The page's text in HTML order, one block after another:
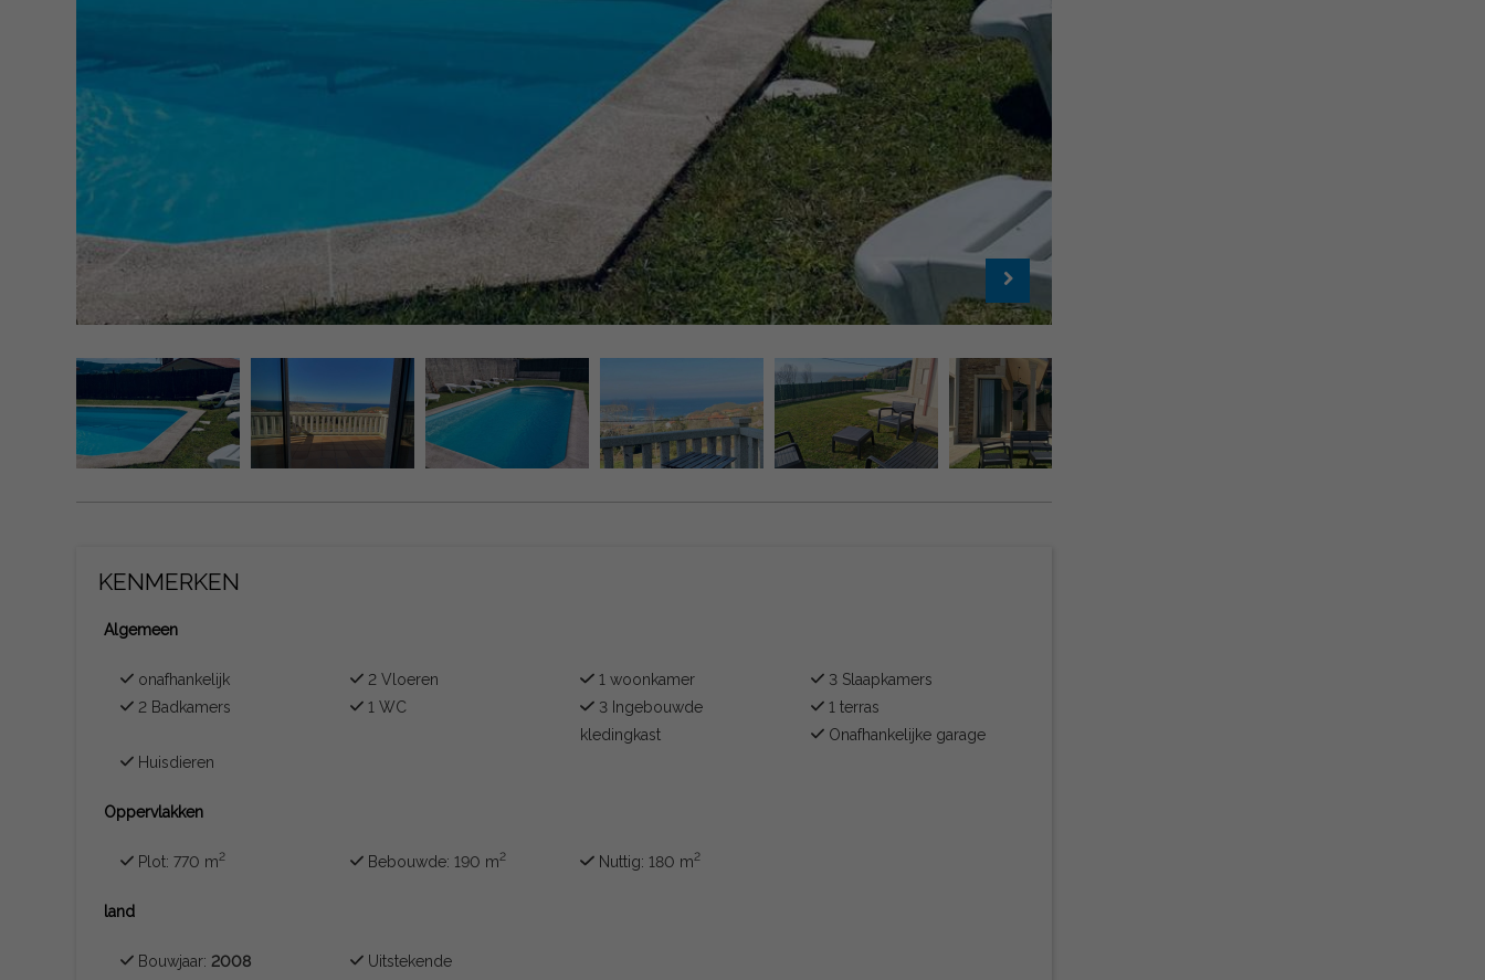
KENMERKEN
Algemeen
onafhankelijk 2 Vloeren 1 woonkamer
3 Slaapkamers
2 Badkamers
1 WC
3 Ingebouwde
kledingkast
1 terras
Onafhankelijke garage
Huisdieren
Oppervlakken
Plot: 770 m2 Bebouwde: 190 m2 Nuttig: 180 m2
land
Bouwjaar: 2008
Uitstekende